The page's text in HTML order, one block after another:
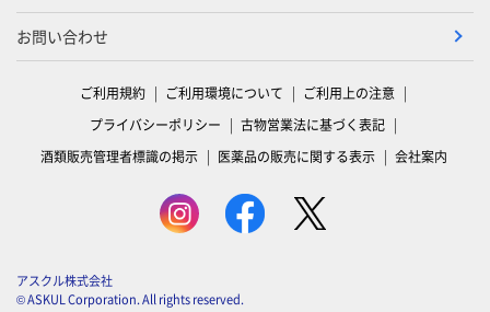
お問い合わせ
ご利用規約 ご利用環境について
ご利用上の注意
プライバシーポリシー
古物営業法に基づく表記
酒類販売管理者標識の掲示
医薬品の販売に関する表示 会社案内
アスクル株式会社
© ASKUL Corporation. All rights reserved.